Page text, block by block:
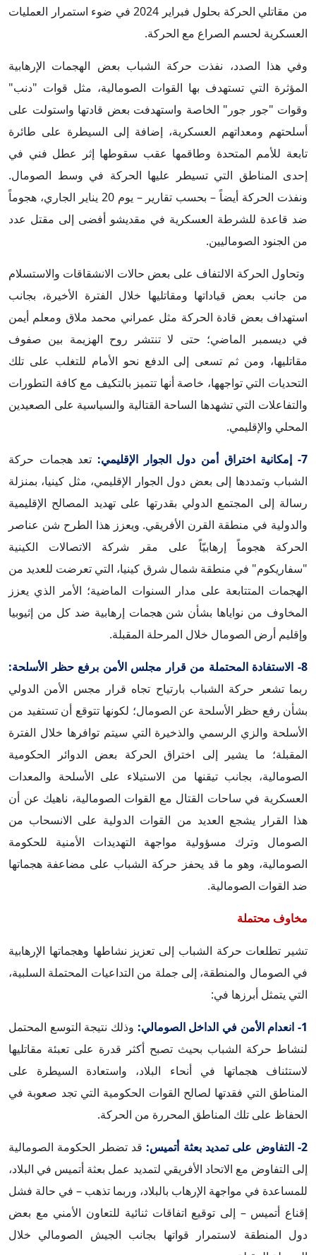
من مقاتلي الحركة بحلول فبراير 2024 في ضوء استمرار العمليات
العسكرية لحسم الصراع مع الحركة.
وفي هذا الصدد، نفذت حركة الشباب بعض الهجمات الإرهابية
المؤثرة التي تستهدف بها القوات الصومالية، مثل قوات "دنب"
وقوات "جور جور" الخاصة واستهدفت بعض قادتها واستولت على
أسلحتهم ومعداتهم العسكرية، إضافة إلى السيطرة على طائرة
تابعة للأمم المتحدة وطاقمها عقب سقوطها إثر عطل فني في
إحدى المناطق التي تسيطر عليها الحركة في وسط الصومال.
ونفذت الحركة أيضاً – بحسب تقارير – يوم 20 يناير الجاري، هجوماً
ضد قاعدة للشرطة العسكرية في مقديشو أفضى إلى مقتل عدد
من الجنود الصوماليين.
وتحاول الحركة الالتفاف على بعض حالات الانشقاقات والاستسلام
من جانب بعض قياداتها ومقاتليها خلال الفترة الأخيرة، بجانب
استهداف بعض قادة الحركة مثل عمراني محمد ملاق ومعلم أيمن
في ديسمبر الماضي؛ حتى لا تنتشر روح الهزيمة بين صفوف
مقاتليها، ومن ثم تسعى إلى الدفع نحو الأمام للتغلب على تلك
التحديات التي تواجهها، خاصة أنها تتميز بالتكيف مع كافة التطورات
والتفاعلات التي تشهدها الساحة القتالية والسياسية على الصعيدين
المحلي والإقليمي.
7- إمكانية اختراق أمن دول الجوار الإقليمي:
تعد هجمات حركة
الشباب وتمددها إلى بعض دول الجوار الإقليمي، مثل كينيا، بمنزلة
رسالة إلى المجتمع الدولي بقدرتها على تهديد المصالح الإقليمية
والدولية في منطقة القرن الأفريقي. ويعزز هذا الطرح شن عناصر
الحركة هجوماً إرهابيّاً على مقر شركة الاتصالات الكينية
"سفاريكوم" في منطقة شمال شرق كينيا، التي تعرضت للعديد من
الهجمات المتتابعة على مدار السنوات الماضية؛ الأمر الذي يعزز
المخاوف من نواياها بشأن شن هجمات إرهابية ضد كل من إثيوبيا
وإقليم أرض الصومال خلال المرحلة المقبلة.
8- الاستفادة المحتملة من قرار مجلس الأمن برفع حظر الأسلحة:
ربما تشعر حركة الشباب بارتياح تجاه قرار مجس الأمن الدولي
بشأن رفع حظر الأسلحة عن الصومال؛ لكونها تتوقع أن تستفيد من
الأسلحة والزي الرسمي والذخيرة التي سيتم توافرها خلال الفترة
المقبلة؛ ما يشير إلى اختراق الحركة بعض الدوائر الحكومية
الصومالية، بجانب تيقنها من الاستيلاء على الأسلحة والمعدات
العسكرية في ساحات القتال مع القوات الصومالية، ناهيك عن أن
هذا القرار يشجع العديد من القوات الدولية على الانسحاب من
الصومال وترك مسؤولية مواجهة التهديدات الأمنية للحكومة
الصومالية، وهو ما قد يحفز حركة الشباب على مضاعفة هجماتها
ضد القوات الصومالية.
مخاوف محتملة
تشير تطلعات حركة الشباب إلى تعزيز نشاطها وهجماتها الإرهابية
في الصومال والمنطقة، إلى جملة من التداعيات المحتملة السلبية،
التي يتمثل أبرزها في:
1- انعدام الأمن في الداخل الصومالي:
وذلك نتيجة التوسع المحتمل
لنشاط حركة الشباب بحيث تصبح أكثر قدرة على تعبئة مقاتليها
لاستئناف هجماتها في أنحاء البلاد، واستعادة السيطرة على
المناطق التي فقدتها لصالح القوات الحكومية التي تجد صعوبة في
الحفاظ على تلك المناطق المحررة من الحركة.
2- التفاوض على تمديد بعثة أتميس:
قد تضطر الحكومة الصومالية
إلى التفاوض مع الاتحاد الأفريقي لتمديد عمل بعثة أتميس في البلاد،
للمساعدة في مواجهة الإرهاب بالبلاد، وربما تذهب – في حالة فشل
إقناع أتميس – إلى توقيع اتفاقات ثنائية للتعاون الأمني مع بعض
دول المنطقة لاستمرار قواتها بجانب الجيش الصومالي خلال